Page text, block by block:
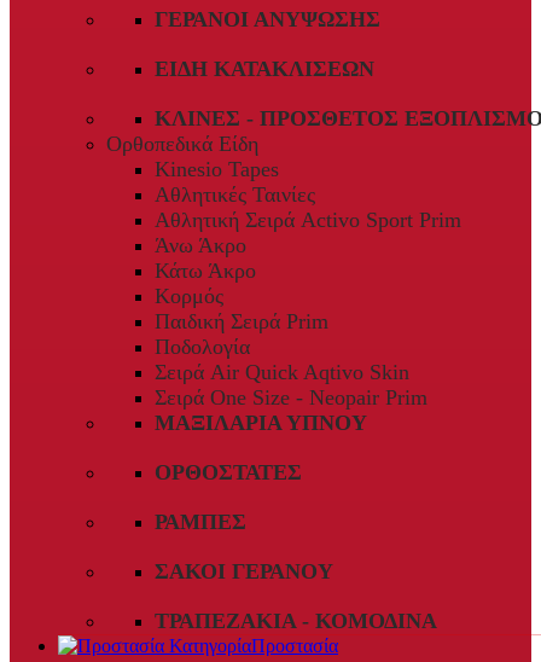
ΓΕΡΑΝΟΊ ΑΝΎΨΩΣΗΣ
ΕΊΔΗ ΚΑΤΑΚΛΊΣΕΩΝ
ΚΛΊΝΕΣ - ΠΡΌΣΘΕΤΟΣ
Ορθοπεδικά Είδη
Kinesio Tapes
Αθλητικές Ταινίες
Αθλητική Σειρά Activo Sport Prim
Άνω Άκρο
Κάτω Άκρο
Κορμός
Παιδική Σειρά Prim
Ποδολογία
Σειρά Air Quick Aqtivo Skin
Σειρά One Size - Neopair Prim
ΜΑΞΙΛΆΡΙΑ ΎΠΝΟΥ
ΟΡΘΟΣΤΆΤΕΣ
ΡΆΜΠΕΣ
ΣΆΚΟΙ ΓΕΡΑΝΟΎ
ΤΡΑΠΕΖΆΚΙΑ - ΚΟΜΟΔΊΝΑ
Προστασία